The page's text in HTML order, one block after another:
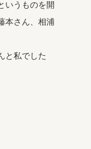
いうものを開
本さん、相浦
と私でした